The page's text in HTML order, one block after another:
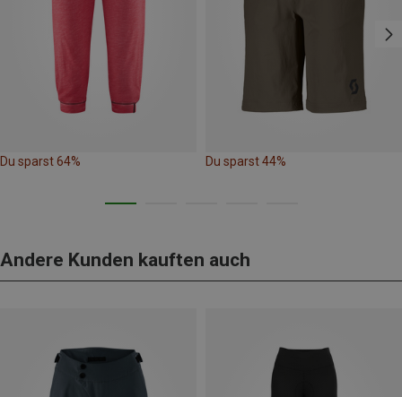
Du sparst 64% Du sparst 44%
Andere Kunden kauften auch